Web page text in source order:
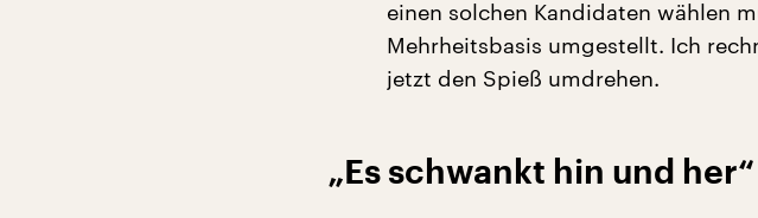
einen solchen Kandidaten wählen
Mehrheitsbasis umgestellt. Ich
jetzt den Spieß umdrehen.
„Es schwankt hin und her“